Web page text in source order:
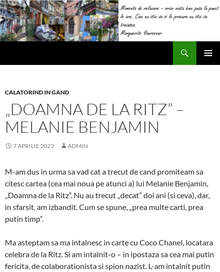
Sari
la
conținut
CALATORIND IN GAND
„DOAMNA DE LA RITZ” –
MELANIE BENJAMIN
7 APRILIE 2023 ADMIN
M-am dus in urma sa vad cat a trecut de cand promiteam sa
citesc cartea (cea mai noua pe atunci a) lui Melanie Benjamin,
„Doamna de la Ritz”. Nu au trecut „decat” doi ani (si ceva), dar,
in sfarsit, am izbandit. Cum se spune, „prea multe carti, prea
putin timp”.
Ma asteptam sa ma intalnesc in carte cu Coco Chanel, locatara
celebra de la Ritz. Si am intalnit-o – in ipostaza sa cea mai putin
fericita, de colaborationista si spion nazist. L-am intalnit putin